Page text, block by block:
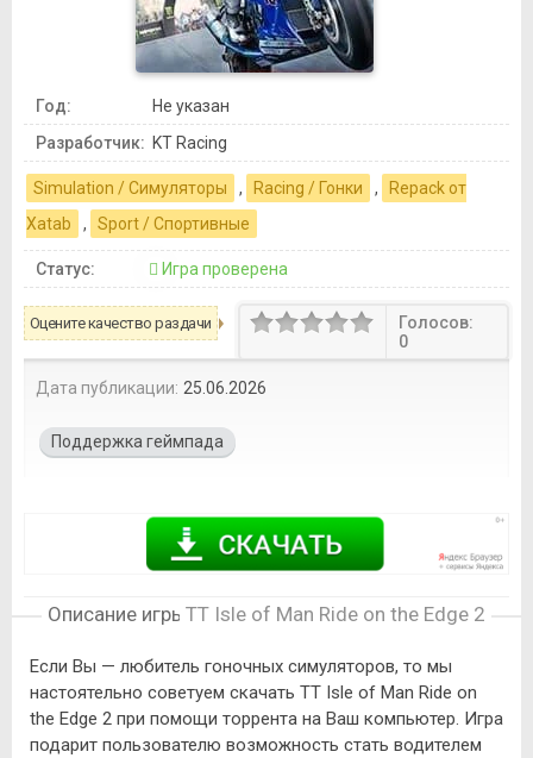
Год:
Не указан
Разработчик: KT Racing
Simulation / Симуляторы , Racing / Гонки ,
Repack от
Xatab
, Sport / Спортивные
Статус: Игра проверена
Оцените качество раздачи
Голосов:
0
Дата публикации: 25.06.2026
Поддержка геймпада
Описание игрыTT Isle of Man Ride on the Edge 2
Если Вы — любитель гоночных симуляторов, то мы
настоятельно советуем скачать TT Isle of Man Ride on
the Edge 2 при помощи торрента на Ваш компьютер. Игра
подарит пользователю возможность стать водителем